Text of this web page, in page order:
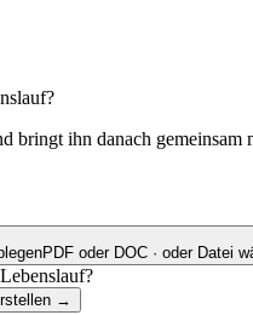
bringt ihn danach gemeinsam
PDF oder DOC · oder Datei
→